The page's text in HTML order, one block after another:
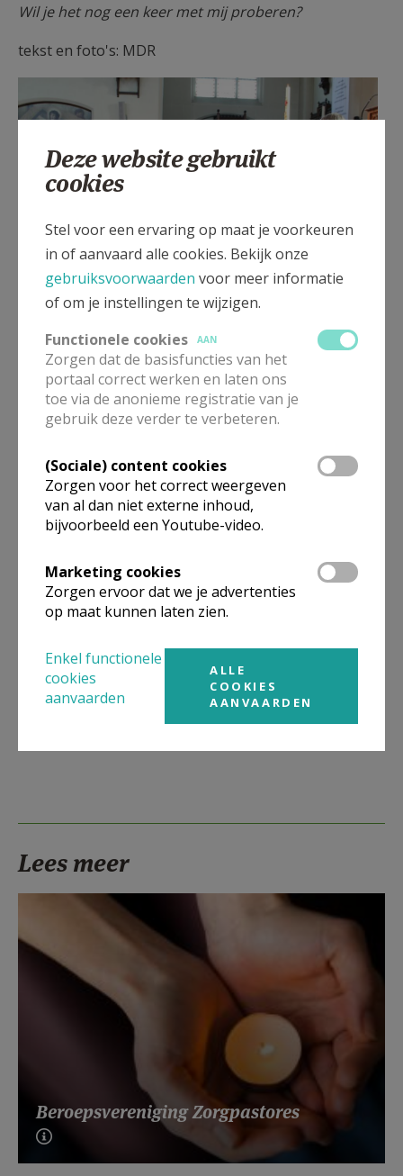
Wil je het nog een keer met mij proberen?
tekst en foto's: MDR
GZV september 2017 © MDR
Gepubliceerd door
Pastorale Eenheid HH Prisca en Aquila
Meer
Artikel
Deel dit artikel
Lees meer
Beroepsvereniging Zorgpastores
Deze website gebruikt
cookies
Stel voor een ervaring op maat je voorkeuren
in of aanvaard alle cookies. Bekijk onze
gebruiksvoorwaarden voor meer informatie
of om je instellingen te wijzigen.
Functionele cookies
AAN
Zorgen dat de basisfuncties van het
portaal correct werken en laten ons
toe via de anonieme registratie van je
gebruik deze verder te verbeteren.
(Sociale) content cookies
Zorgen voor het correct weergeven
van al dan niet externe inhoud,
bijvoorbeeld een Youtube-video.
Marketing cookies
Zorgen ervoor dat we je advertenties
op maat kunnen laten zien.
Enkel functionele
cookies
aanvaarden
ALLE
COOKIES
AANVAARDEN